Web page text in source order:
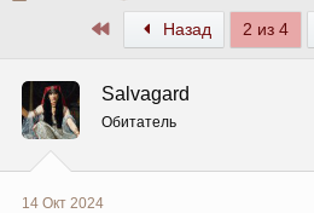
р
т
е
ы
а
а
ч
л
ПервыйНазад 2 из 4
Salvagard
Обитатель
14 Окт 2024